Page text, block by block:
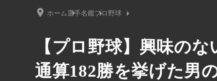
ホーム選手名鑑プロ野球
【プロ野球】興味の
通算182勝を挙げた男